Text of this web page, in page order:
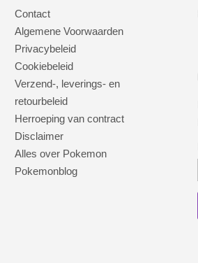
Contact
Algemene Voorwaarden
Privacybeleid
Cookiebeleid
Verzend-, leverings- en
retourbeleid
Herroeping van contract
Disclaimer
Alles over Pokemon
Pokemonblog